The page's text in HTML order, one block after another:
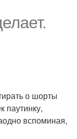
о шорты
паутинку,
вспоминая,